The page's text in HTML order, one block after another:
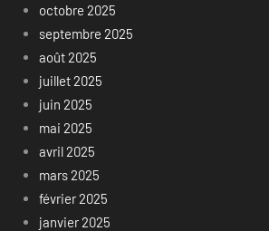
octobre 2025
septembre 2025
août 2025
juillet 2025
juin 2025
mai 2025
avril 2025
mars 2025
février 2025
janvier 2025